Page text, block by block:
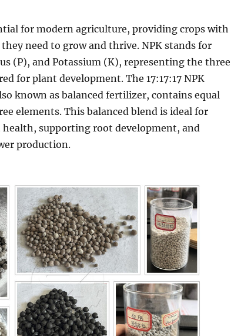
for modern agriculture, providing crops with
need to grow and thrive. NPK stands for
(P), and Potassium (K), representing the three
for plant development. The 17:17:17 NPK
known as balanced fertilizer, contains equal
elements. This balanced blend is ideal for
supporting root development, and
production.